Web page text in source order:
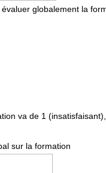
globalement la
va de 1
sur la formation